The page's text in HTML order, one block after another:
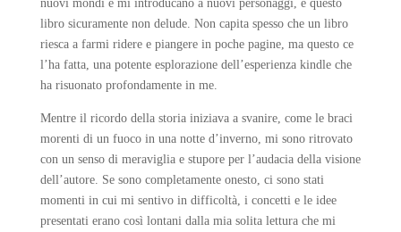
nuovi mondi e mi introducano a nuovi personaggi, e questo
libro sicuramente non delude. Non capita spesso che un libro
riesca a farmi ridere e piangere in poche pagine, ma questo ce
l’ha fatta, una potente esplorazione dell’esperienza kindle che
ha risuonato profondamente in me.
Mentre il ricordo della storia iniziava a svanire, come le braci
morenti di un fuoco in una notte d’inverno, mi sono ritrovato
con un senso di meraviglia e stupore per l’audacia della visione
dell’autore. Se sono completamente onesto, ci sono stati
momenti in cui mi sentivo in difficoltà, i concetti e le idee
presentati erano così lontani dalla mia solita lettura che mi